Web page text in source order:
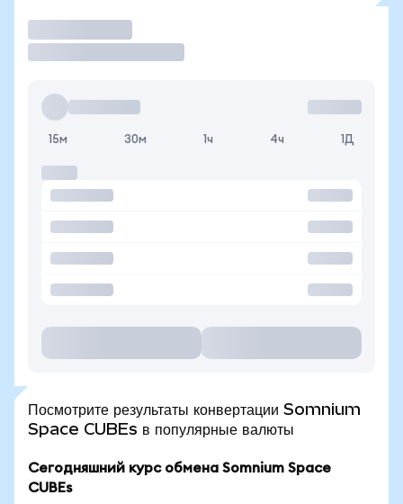
15м 30м 1ч 4ч 1Д
Посмотрите результаты конвертации Somnium
Space CUBEs в популярные валюты
Сегодняшний курс обмена Somnium Space
CUBEs